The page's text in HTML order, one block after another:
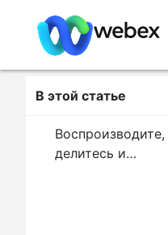
В этой статье
Воспроизводите,
делитесь и